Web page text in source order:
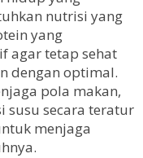
nutrisi yang
yang
agar tetap sehat
dengan optimal.
pola makan,
susu secara teratur
menjaga